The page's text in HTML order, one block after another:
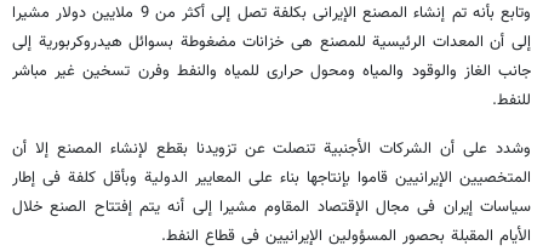
وتابع بأنه تم إنشاء المصنع الإیرانی بکلفة تصل إلی أکثر من 9 ملایین دولار مشیرا
إلی أن المعدات الرئیسیة للمصنع هی خزانات مضغوطة بسوائل هیدروکربوریة إلی
جانب الغاز والوقود والمیاه ومحول حراری للمیاه والنفط وفرن تسخین غیر مباشر
للنفط.
وشدد علی أن الشرکات الأجنبیة تنصلت عن تزویدنا بقطع لإنشاء المصنع إلا أن
المتخصیین الإیرانیین قاموا بإنتاجها بناء علی المعاییر الدولیة وبأقل کلفة فی إطار
سیاسات إیران فی مجال الإقتصاد المقاوم مشیرا إلی أنه یتم إفتتاح الصنع خلال
الأیام المقبلة بحصور المسؤولین الإیرانیین فی قطاع النفط.